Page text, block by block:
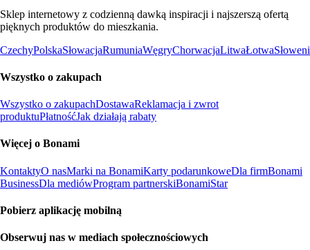
Sklep internetowy z codzienną dawką inspiracji i najszerszą ofertą
pięknych produktów do mieszkania.
CzechyPolskaSłowacjaRumuniaWęgryChorwacjaLitwaŁotwa
Wszystko o zakupach
Wszystko o zakupachDostawaReklamacja i zwrot
produktuPłatnośćJak działają rabaty
Więcej o Bonami
KontaktyO nasMarki na BonamiKarty podarunkoweDla firmBonami
BusinessDla mediówProgram partnerskiBonamiStar
Pobierz aplikację mobilną
Obserwuj nas w mediach społecznościowych